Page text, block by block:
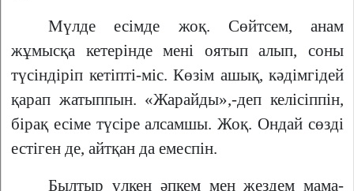
Мүлде есімде жоқ. Сөйтсем, анам
жұмысқа кетерінде мені оятып алып, соны
түсіндіріп кетіпті-міс. Көзім ашық, кәдімгідей
қарап жатыппын. «Жарайды»,-деп келісіппін,
бірақ есіме түсіре алсамшы. Жоқ. Ондай сөзді
естіген де, айтқан да емеспін.
Былтыр үлкен әпкем мен жездем мама-